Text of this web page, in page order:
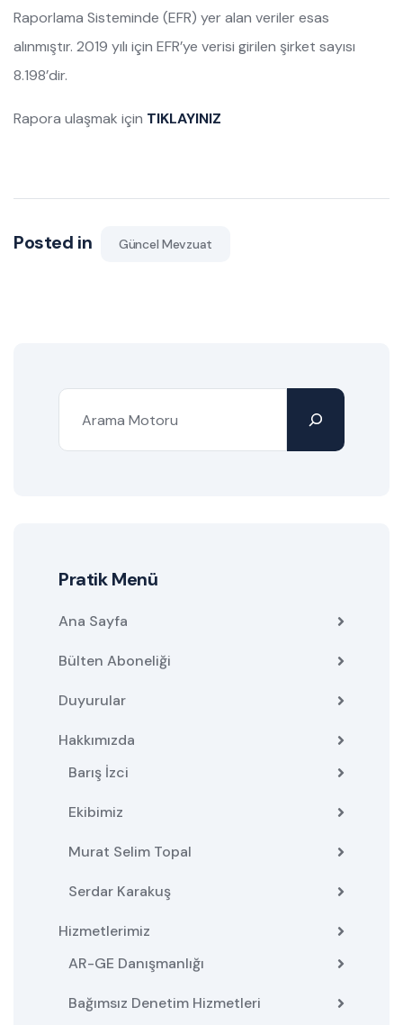
Raporlama Sisteminde (EFR) yer alan veriler esas
alınmıştır. 2019 yılı için EFR’ye verisi girilen şirket sayısı
8.198’dir.
Rapora ulaşmak için TIKLAYINIZ
Posted in Güncel Mevzuat
Pratik Menü
Ana Sayfa
Bülten Aboneliği
Duyurular
Hakkımızda
Barış İzci
Ekibimiz
Murat Selim Topal
Serdar Karakuş
Hizmetlerimiz
AR-GE Danışmanlığı
Bağımsız Denetim Hizmetleri